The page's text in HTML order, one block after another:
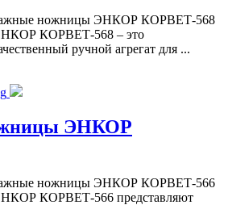
ножницы ЭНКОР КОРВЕТ-568
КОРВЕТ-568 – это
ручной агрегат для ...
ЭНКОР
ножницы ЭНКОР КОРВЕТ-566
КОРВЕТ-566 представляют